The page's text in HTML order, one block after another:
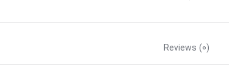
Reviews (0)